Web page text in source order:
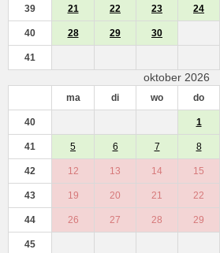
39 21 22 23 24
40 28 29 30
41
oktober 2026
ma di wo do
40 1
41 5 6 7 8
42 12 13 14 15
43 19 20 21 22
44 26 27 28 29
45